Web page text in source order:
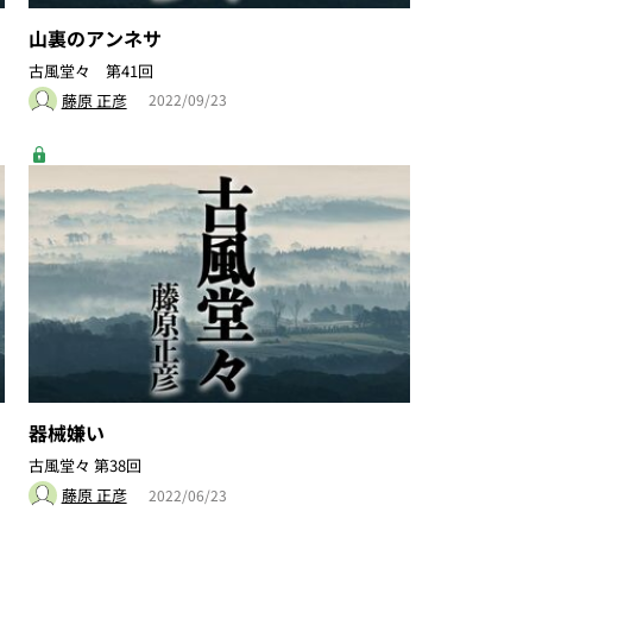
山裏のアンネサ
古風堂々 第41回
藤原 正彦
2022/09/23
器械嫌い
古風堂々 第38回
藤原 正彦
2022/06/23